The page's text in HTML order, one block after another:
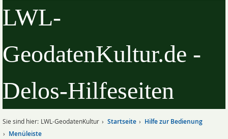
LWL-
GeodatenKultur.de -
Delos-Hilfeseiten
Sie sind hier: LWL-GeodatenKultur Startseite
Hilfe zur Bedienung
Menüleiste